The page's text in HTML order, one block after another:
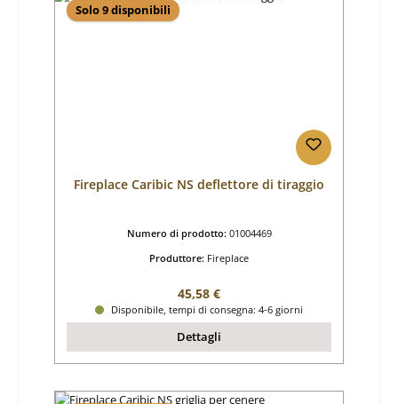
Solo 9 disponibili
Fireplace Caribic NS deflettore di tiraggio
Numero di prodotto: 01004469
Produttore: Fireplace
Prezzo normale:
45,58 €
Disponibile, tempi di consegna: 4-6 giorni
Dettagli